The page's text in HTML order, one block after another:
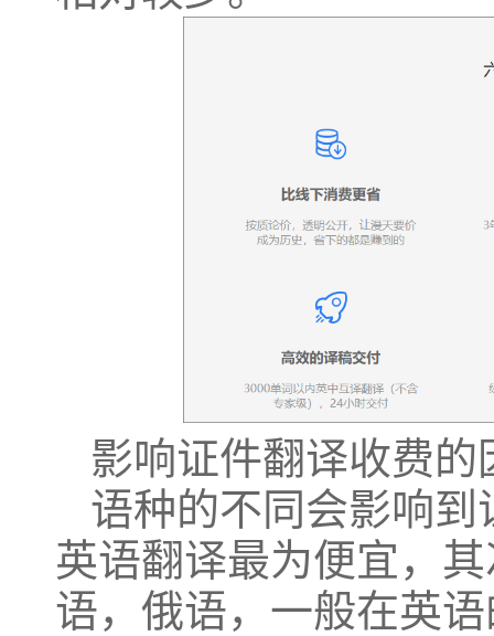
影响证件翻译收费的
语种的不同会影响
英语翻译最为便宜，
语，俄语，一般在英